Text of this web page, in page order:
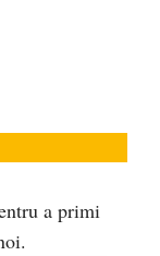
a primi